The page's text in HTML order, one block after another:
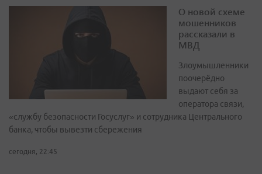
О новой схеме
мошенников
рассказали в
МВД
Злоумышленники
поочерёдно
выдают себя за
оператора связи,
«службу безопасности Госуслуг» и сотрудника Центрального
банка, чтобы вывезти сбережения
сегодня, 22:45